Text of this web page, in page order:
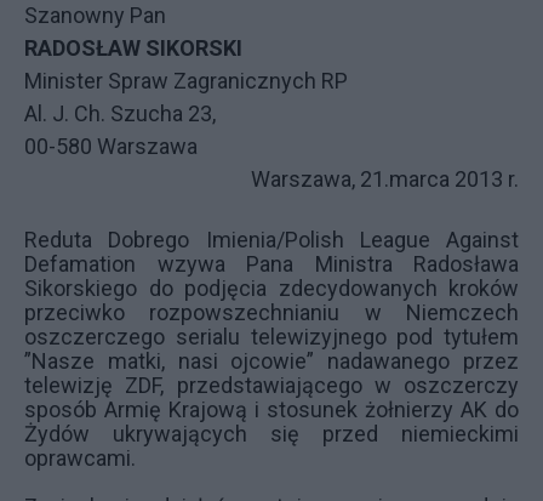
Szanowny Pan
RADOSŁAW SIKORSKI
Minister Spraw Zagranicznych RP
Al. J. Ch. Szucha 23,
00-580 Warszawa
Warszawa, 21.marca 2013 r.
Reduta Dobrego Imienia/Polish League Against
Defamation wzywa Pana Ministra Radosława
Sikorskiego do podjęcia zdecydowanych kroków
przeciwko rozpowszechnianiu w Niemczech
oszczerczego serialu telewizyjnego pod tytułem
”Nasze matki, nasi ojcowie” nadawanego przez
telewizję ZDF, przedstawiającego w oszczerczy
sposób Armię Krajową i stosunek żołnierzy AK do
Żydów ukrywających się przed niemieckimi
oprawcami.